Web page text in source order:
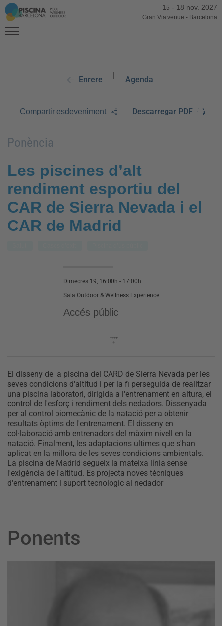
15 - 18 nov. 2027
Gran Via venue - Barcelona
Enrere | Agenda
Compartir esdeveniment Descarregar PDF
Ponència
Les piscines d’alt
rendiment esportiu del
CAR de Sierra Nevada i el
CAR de Madrid
Dimecres 19, 16:00h - 17:00h
Sala Outdoor & Wellness Experience
Accés públic
El disseny de la piscina del CARD de Sierra Nevada per les
seves condicions d'altitud i per la fi perseguida de realitzar
una piscina laboratori, dirigida a l'entrenament en altura, el
control de l'esforç i rendiment dels nedadors. Dissenyada
per al control biomecànic de la natació per a obtenir
resultats òptims de l'entrenament. El disseny en
col·laboració amb entrenadors del màxim nivell en la
natació. Finalment, les adaptacions ultimes que s'han
aplicat en la millora de les seves condicions ambientals.
La piscina de Madrid segueix la mateixa línia sense
l'exigència de l'altitud. Es projecta noves tècniques
d'entrenament i suport tecnològic al nedador
Ponents